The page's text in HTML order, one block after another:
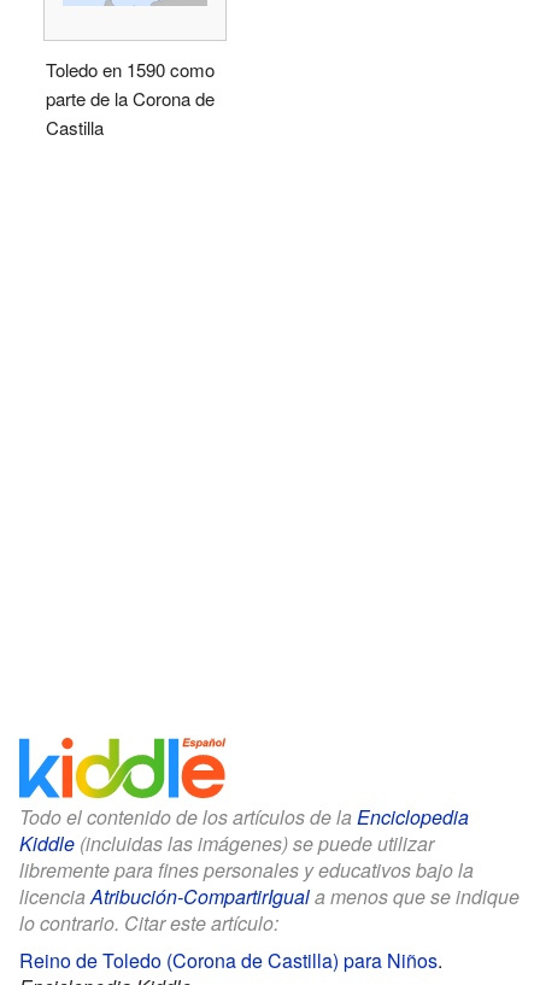
Toledo en 1590 como
parte de la Corona de
Castilla
Todo el contenido de los artículos de la Enciclopedia
Kiddle (incluidas las imágenes) se puede utilizar
libremente para fines personales y educativos bajo la
licencia Atribución-CompartirIguala menos que se indique
lo contrario. Citar este artículo:
Reino de Toledo (Corona de Castilla) para Niños.